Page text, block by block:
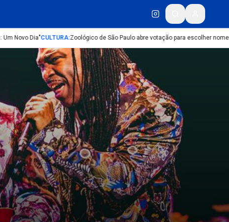
Novo Dia"CULTURA:Zoológico de São Paulo abre votação para escolher